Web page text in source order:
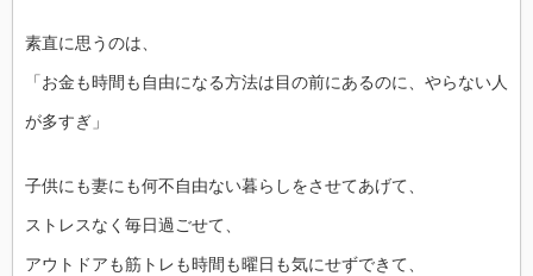
素直に思うのは、
「お金も時間も自由になる方法は目の前にあるのに、やらない人
が多すぎ」
子供にも妻にも何不自由ない暮らしをさせてあげて、
ストレスなく毎日過ごせて、
アウトドアも筋トレも時間も曜日も気にせずできて、